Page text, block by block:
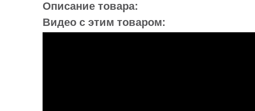
Описание товара:
Видео с этим товаром: